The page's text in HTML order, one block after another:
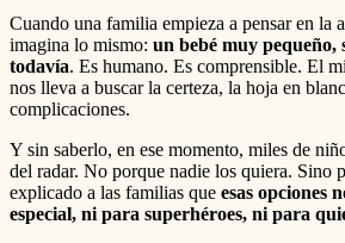
Cuando una familia empieza a pensar en la
imagina lo mismo: un bebé muy pequeño,
todavía. Es humano. Es comprensible. El
nos lleva a buscar la certeza, la hoja en
complicaciones.
Y sin saberlo, en ese momento, miles de
del radar. No porque nadie los quiera. Sino
explicado a las familias que esas opciones
especial, ni para superhéroes, ni para